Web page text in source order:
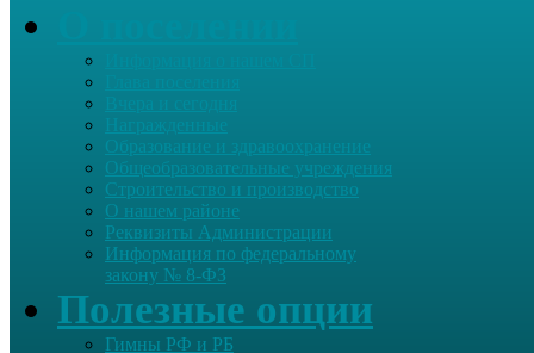
Награжденные
Образование и здравоохранение
Общеобразовательные учреждения
Строительство и производство
О нашем районе
Реквизиты Администрации
Информация по федеральному
закону № 8-ФЗ
Полезные опции
Гимны РФ и РБ